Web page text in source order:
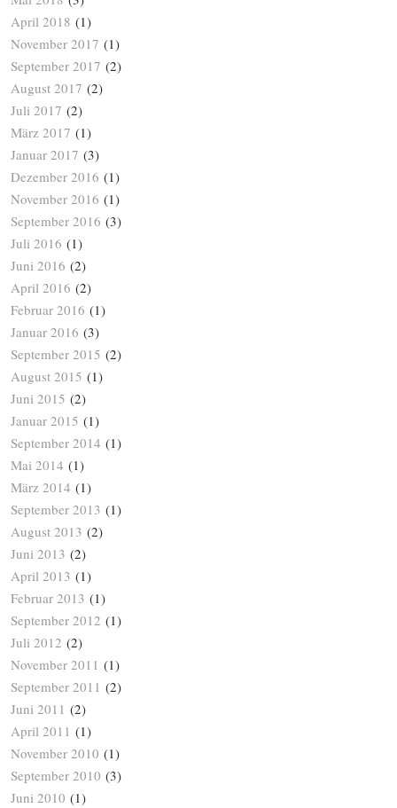
April 2018 (1)
November 2017 (1)
September 2017 (2)
August 2017 (2)
Juli 2017 (2)
März 2017 (1)
Januar 2017 (3)
Dezember 2016 (1)
November 2016 (1)
September 2016 (3)
Juli 2016 (1)
Juni 2016 (2)
April 2016 (2)
Februar 2016 (1)
Januar 2016 (3)
September 2015 (2)
August 2015 (1)
Juni 2015 (2)
Januar 2015 (1)
September 2014 (1)
Mai 2014 (1)
März 2014 (1)
September 2013 (1)
August 2013 (2)
Juni 2013 (2)
April 2013 (1)
Februar 2013 (1)
September 2012 (1)
Juli 2012 (2)
November 2011 (1)
September 2011 (2)
Juni 2011 (2)
April 2011 (1)
November 2010 (1)
September 2010 (3)
Juni 2010 (1)